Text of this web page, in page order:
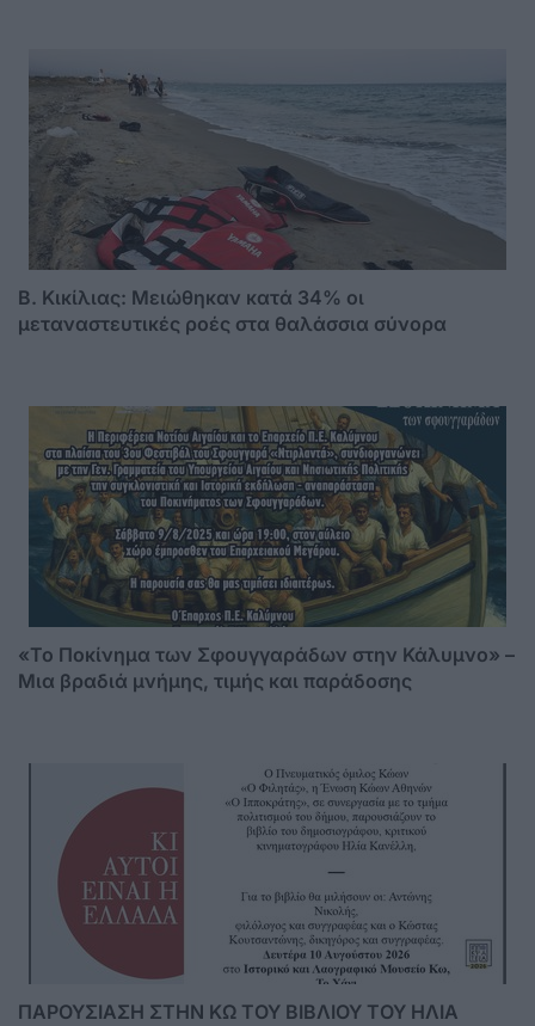
B. Κικίλιας: Μειώθηκαν κατά 34% οι
μεταναστευτικές ροές στα θαλάσσια σύνορα
«Το Ποκίνημα των Σφουγγαράδων στην Κάλυμνο» –
Μια βραδιά μνήμης, τιμής και παράδοσης
ΠΑΡΟΥΣΙΑΣΗ ΣΤΗΝ ΚΩ ΤΟΥ ΒΙΒΛΙΟΥ ΤΟΥ ΗΛΙΑ